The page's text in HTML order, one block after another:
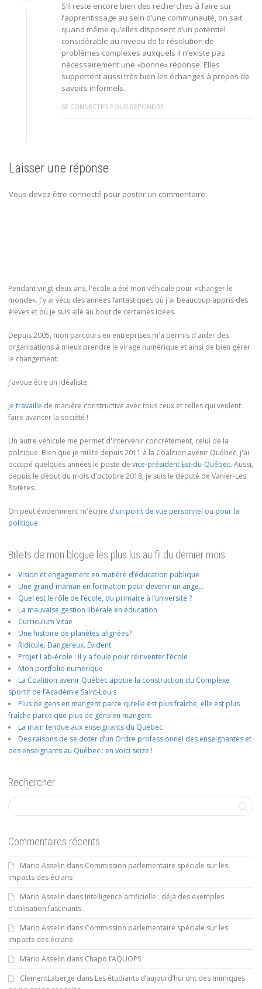
S’il reste encore bien des recherches à faire sur
l’apprentissage au sein d’une communauté, on sait
quand même qu’elles disposent d’un potentiel
considérable au niveau de la résolution de
problèmes complexes auxquels il n’existe pas
nécessairement une «bonne» réponse. Elles
supportent aussi très bien les échanges à propos de
savoirs informels.
SE CONNECTER POUR RÉPONDRE
Laisser une réponse
Vous devez être connecté pour poster un commentaire.
Pendant vingt-deux ans, l'école a été mon véhicule pour «changer le
monde». J'y ai vécu des années fantastiques où j'ai beaucoup appris des
élèves et où je suis allé au bout de certaines idées.
Depuis 2005, mon parcours en entreprises m'a permis d'aider des
organisations à mieux prendre le virage numérique et ainsi de bien gérer
le changement.
J'avoue être un idéaliste.
Je travaille de manière constructive avec tous ceux et celles qui veulent
faire avancer la société !
Un autre véhicule me permet d'intervenir concrètement, celui de la
politique. Bien que je milite depuis 2011 à la Coalition avenir Québec, j'ai
occupé quelques années le poste de vice-président Est-du-Québec. Aussi,
depuis le début du mois d'octobre 2018, je suis le député de Vanier-Les
Rivières.
On peut évidemment m'écrire d'un point de vue personnel ou pour la
politique.
Billets de mon blogue les plus lus au fil du dernier mois
Vision et engagement en matière d’éducation publique
Une grand-maman en formation pour devenir un ange…
Quel est le rôle de l’école, du primaire à l’université ?
La mauvaise gestion libérale en éducation
Curriculum Vitae
Une histoire de planètes alignées?
Ridicule. Dangereux. Évident.
Projet Lab-école : il y a foule pour réinventer l’école
Mon portfolio numérique
La Coalition avenir Québec appuie la construction du Complexe
sportif de l’Académie Saint-Louis
Plus de gens en mangent parce qu’elle est plus fraîche; elle est plus
fraîche parce que plus de gens en mangent
La main tendue aux enseignants du Québec
Des raisons de se doter d’un Ordre professionnel des enseignantes et
des enseignants au Québec : en voici seize !
Rechercher
Commentaires récents
Mario Asselin dans Commission parlementaire spéciale sur les
impacts des écrans
Mario Asselin dans Intelligence artificielle : déjà des exemples
d’utilisation fascinants
Mario Asselin dans Commission parlementaire spéciale sur les
impacts des écrans
Mario Asselin dans Chapo l’AQUOPS
ClementLaberge dans Les étudiants d’aujourd’hui ont des mimiques